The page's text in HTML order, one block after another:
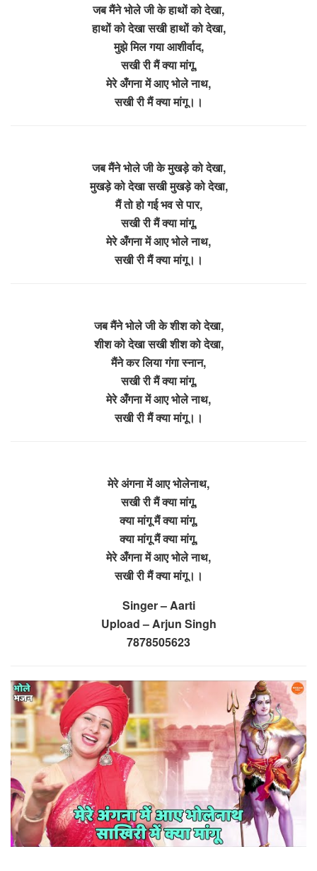
जब मैंने भोले जी के हाथों को देखा,
हाथों को देखा सखी हाथों को देखा,
मुझे मिल गया आशीर्वाद,
सखी री मैं क्या मांगू,
मेरे अँगना में आए भोले नाथ,
सखी री मैं क्या मांगू।।
जब मैंने भोले जी के मुखड़े को देखा,
मुखड़े को देखा सखी मुखड़े को देखा,
मैं तो हो गई भव से पार,
सखी री मैं क्या मांगू,
मेरे अँगना में आए भोले नाथ,
सखी री मैं क्या मांगू।।
जब मैंने भोले जी के शीश को देखा,
शीश को देखा सखी शीश को देखा,
मैंने कर लिया गंगा स्नान,
सखी री मैं क्या मांगू,
मेरे अँगना में आए भोले नाथ,
सखी री मैं क्या मांगू।।
मेरे अंगना में आए भोलेनाथ,
सखी री मैं क्या मांगू,
क्या मांगू मैं क्या मांगू,
क्या मांगू मैं क्या मांगू,
मेरे अँगना में आए भोले नाथ,
सखी री मैं क्या मांगू।।
Singer – Aarti
Upload – Arjun Singh
7878505623